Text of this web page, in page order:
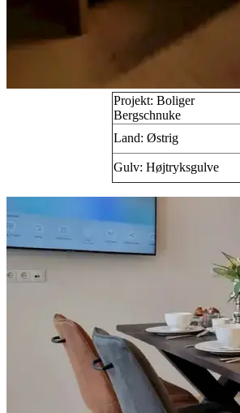
Projekt: Boliger
Bergschnuke
Land: Østrig
Gulv: Højtryksgulve